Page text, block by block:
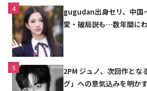
4
gugudan出身セリ、中国
愛・破局説も…数年間に
5
2PM ジュノ、次回作と
グ」への意気込みを明か